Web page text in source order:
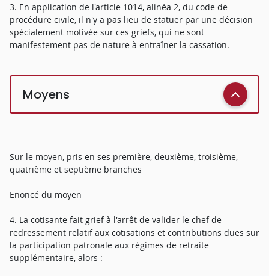
3. En application de l'article 1014, alinéa 2, du code de
procédure civile, il n'y a pas lieu de statuer par une décision
spécialement motivée sur ces griefs, qui ne sont
manifestement pas de nature à entraîner la cassation.
Moyens
Sur le moyen, pris en ses première, deuxième, troisième,
quatrième et septième branches
Enoncé du moyen
4. La cotisante fait grief à l'arrêt de valider le chef de
redressement relatif aux cotisations et contributions dues sur
la participation patronale aux régimes de retraite
supplémentaire, alors :